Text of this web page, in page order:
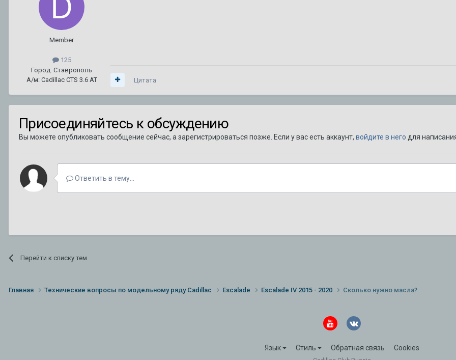
Member
125
Город: Ставрополь
А/м: Cadillac CTS 3.6 AT
Цитата
Присоединяйтесь к обсуждению
Вы можете опубликовать сообщение сейчас, а зарегистрироваться позже. Если у вас есть аккаунт, войдите в него для
Ответить в тему...
Перейти к списку тем
Главная Технические вопросы по модельному ряду Cadillac Escalade Escalade IV 2015 - 2020 Сколько нужно масла?
Язык Стиль Обратная связь Cookies